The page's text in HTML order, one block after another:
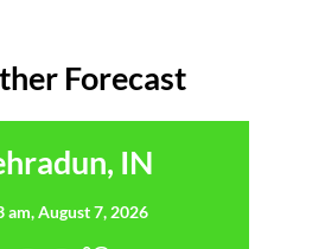
Forecast
IN
am,August 7, 2026